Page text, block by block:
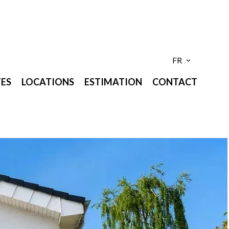
FR
LOCATIONS ESTIMATION CONTACT